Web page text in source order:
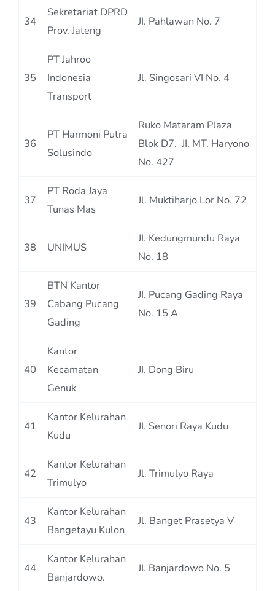
34
Sekretariat DPRD
Prov. Jateng
JI. Pahlawan No. 7
35
PT Jahroo
Indonesia
Transport
Jl. Singosari VI No. 4
36
PT Harmoni Putra
Solusindo
Ruko Mataram Plaza
Blok D7. JI. MT. Haryono
No. 427
37
PT Roda Jaya
Tunas Mas
Jl. Muktiharjo Lor No. 72
38 UNIMUS
JI. Kedungmundu Raya
No. 18
39
BTN Kantor
Cabang Pucang
Gading
JI. Pucang Gading Raya
No. 15 A
40
Kantor
Kecamatan
Genuk
JI. Dong Biru
41
Kantor Kelurahan
Kudu
JI. Senori Raya Kudu
42
Kantor Kelurahan
Trimulyo
Jl. Trimulyo Raya
43
Kantor Kelurahan
Bangetayu Kulon
Jl. Banget Prasetya V
44
Kantor Kelurahan
Banjardowo.
JI. Banjardowo No. 5